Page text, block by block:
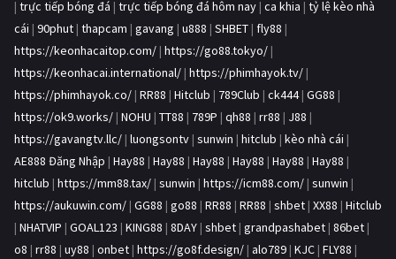
| trực tiếp bóng đá | trực tiếp bóng đá hôm nay | ca khia | tỷ lệ kèo nhà
cái | 90phut | thapcam | gavang | u888 | SHBET | fly88 |
https://keonhacaitop.com/ | https://go88.tokyo/ |
https://keonhacai.international/ | https://phimhayok.tv/ |
https://phimhayok.co/ | RR88 | Hitclub | 789Club | ck444| GG88 |
https://ok9.works/ | NOHU | TT88 | 789P | qh88 | rr88 | J88 |
https://gavangtv.llc/ | luongsontv | sunwin | hitclub | kèo nhà cái |
AE888 Đăng Nhập | Hay88 | Hay88 | Hay88 | Hay88 | Hay88 | Hay88 |
hitclub | https://mm88.tax/ | sunwin | https://icm88.com/ | sunwin |
https://aukuwin.com/ | GG88 | go88 | RR88 | RR88 | shbet | XX88 | Hitclub
| NHATVIP | GOAL123 | KING88 | 8DAY | shbet | grandpashabet | 86bet |
o8 | rr88 | uy88 | onbet | https://go8f.design/ | alo789 | KJC | FLY88 |